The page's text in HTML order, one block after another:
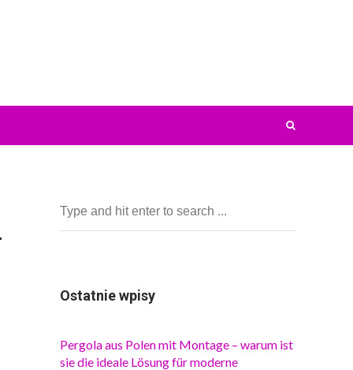
Ostatnie wpisy
Pergola aus Polen mit Montage – warum ist
sie die ideale Lösung für moderne